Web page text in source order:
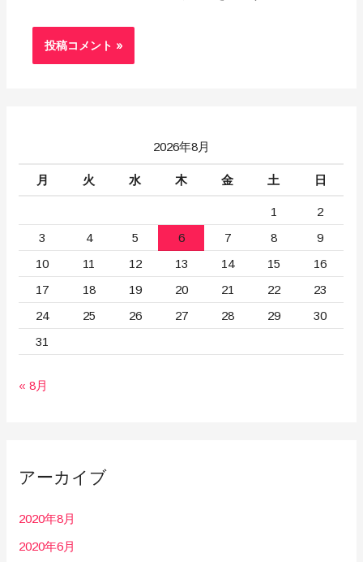
2026年8月
月 火 水 木 金 土 日
1
2
3
4 5 6 7 8
9
10
11 12 13 14 15
16
17
18 19 20 21 22
23
24
25 26 27 28 29
30
31
« 8月
アーカイブ
2020年8月
2020年6月